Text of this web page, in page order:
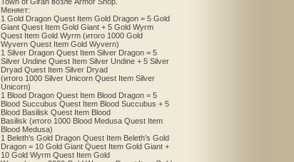
Меняет:
1 Gold Dragon Quest Item Gold Dragon = 5 Gold
Giant Quest Item Gold Giant + 5 Gold Wyrm
Quest Item Gold Wyrm (итого 1000 Gold
Wyvern Quest Item Gold Wyvern)
1 Silver Dragon Quest Item Silver Dragon = 5
Silver Undine Quest Item Silver Undine + 5 Silver
Dryad Quest Item Silver Dryad
(итого 1000 Silver Unicorn Quest Item Silver
Unicorn)
1 Blood Dragon Quest Item Blood Dragon = 5
Blood Succubus Quest Item Blood Succubus + 5
Blood Basilisk Quest Item Blood
Basilisk (итого 1000 Blood Medusa Quest Item
Blood Medusa)
1 Beleth's Gold Dragon Quest Item Beleth’s Gold
Dragon = 10 Gold Giant Quest Item Gold Giant +
10 Gold Wyrm Quest Item Gold